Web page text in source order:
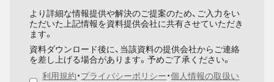
より詳細な情報提供や解決のご提案のため、ご入力をい
ただいた上記情報を資料提供会社に共有させていただき
ます。
資料ダウンロード後に、当該資料の提供会社からご連絡
を差し上げる場合があります。予めご了承ください。
利用規約・プライバシーポリシー・個人情報の取扱い